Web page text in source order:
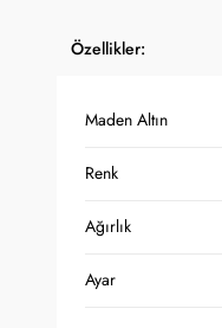
Özellikler:
Maden Altın
Renk
Ağırlık
Ayar